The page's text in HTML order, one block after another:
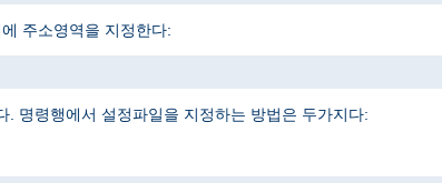
주소영역을 지정한다:
명령행에서 설정파일을 지정하는 방법은 두가지다: